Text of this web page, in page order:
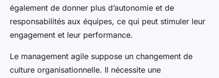
également de donner plus d’autonomie et de
responsabilités aux équipes, ce qui peut stimuler leur
engagement et leur performance.
Le management agile suppose un changement de
culture organisationnelle. Il nécessite une